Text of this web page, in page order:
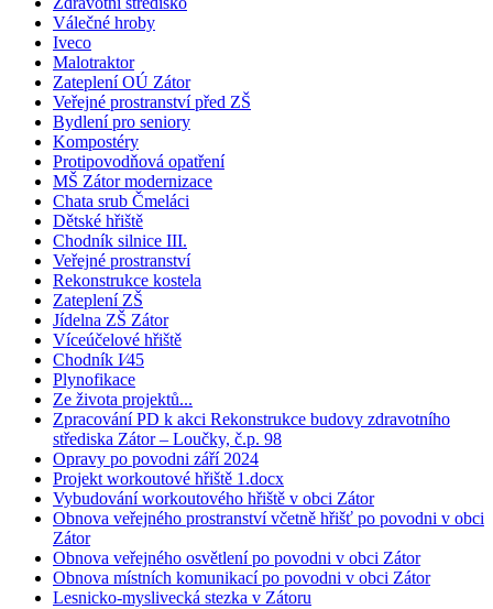
Válečné hroby
Iveco
Malotraktor
Zateplení OÚ Zátor
Veřejné prostranství před ZŠ
Bydlení pro seniory
Kompostéry
Protipovodňová opatření
MŠ Zátor modernizace
Chata srub Čmeláci
Dětské hřiště
Chodník silnice III.
Veřejné prostranství
Rekonstrukce kostela
Zateplení ZŠ
Jídelna ZŠ Zátor
Víceúčelové hřiště
Chodník I⁄45
Plynofikace
Ze života projektů...
Zpracování PD k akci Rekonstrukce budovy zdravotního
střediska Zátor – Loučky, č.p. 98
Opravy po povodni září 2024
Projekt workoutové hřiště 1.docx
Vybudování workoutového hřiště v obci Zátor
Obnova veřejného prostranství včetně hřišť po povodni v obci
Zátor
Obnova veřejného osvětlení po povodni v obci Zátor
Obnova místních komunikací po povodni v obci Zátor
Lesnicko-myslivecká stezka v Zátoru